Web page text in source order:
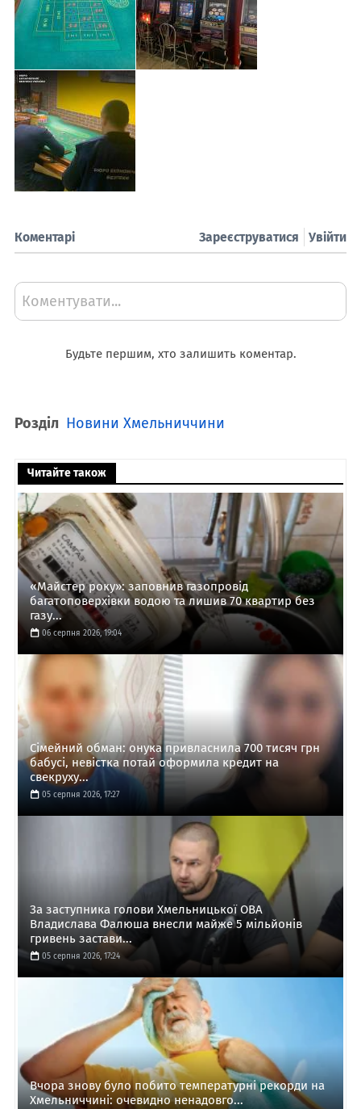
Коментарі Увійти
Зареєструватися
Коментувати...
Будьте першим, хто залишить коментар.
Розділ Новини Хмельниччини
Читайте також
«Майстер року»: заповнив газопровід
багатоповерхівки водою та лишив 70 квартир без
газу...
06 серпня 2026, 19:04
Сімейний обман: онука привласнила 700 тисяч грн
бабусі, невістка потай оформила кредит на
свекруху...
05 серпня 2026, 17:27
За заступника голови Хмельницької ОВА
Владислава Фалюша внесли майже 5 мільйонів
гривень застави...
05 серпня 2026, 17:24
Вчора знову було побито температурні рекорди на
Хмельниччині: очевидно ненадовго...